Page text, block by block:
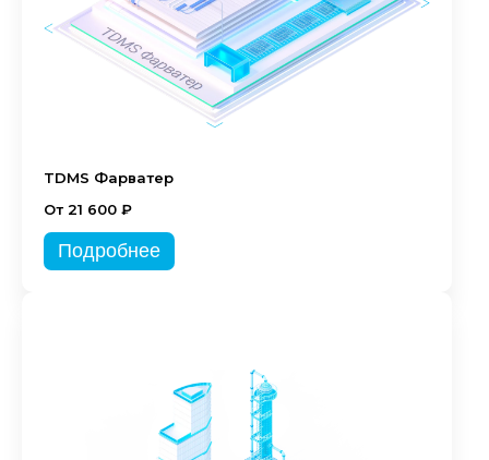
TDMS Фарватер
От 21 600 ₽
Подробнее